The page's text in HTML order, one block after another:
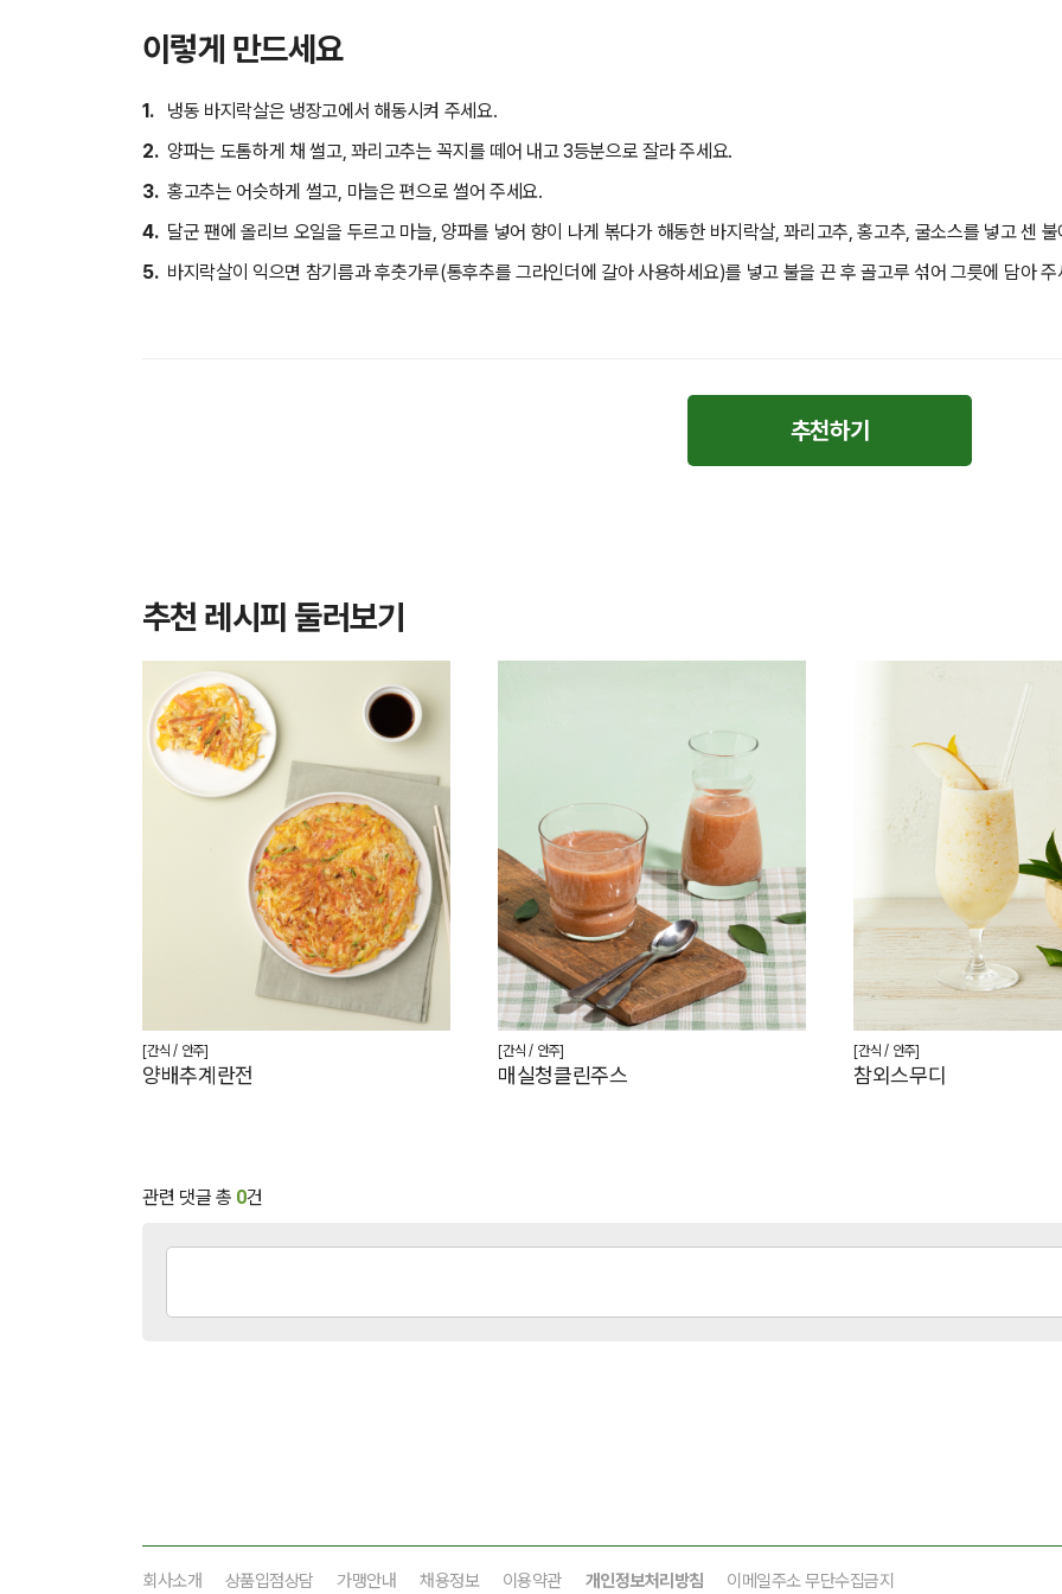
이렇게 만드세요
1.
냉동 바지락살은 냉장고에서 해동시켜 주세요.
2. 양파는 도톰하게 채 썰고, 꽈리고추는 꼭지를 떼어 내고 3등분으로 잘라 주세요.
3. 홍고추는 어슷하게 썰고, 마늘은 편으로 썰어 주세요.
4. 달군 팬에 올리브 오일을 두르고 마늘, 양파를 넣어 향이 나게 볶다가 해동한 바지락살, 꽈리고추, 홍고추, 굴소스를 넣고 센
5. 바지락살이 익으면 참기름과 후춧가루(통후추를 그라인더에 갈아 사용하세요)를 넣고 불을 끈 후 골고루 섞어 그릇에 담아 주
추천하기
추천 레시피 둘러보기
[간식 / 안주]
양배추계란전
[간식 / 안주]
매실청클린주스
[간식 / 안주]
참외스무디
관련 댓글 총 0건
회사소개 상품입점상담 가맹안내 채용정보 이용약관 개인정보처리방침 이메일주소 무단수집금지